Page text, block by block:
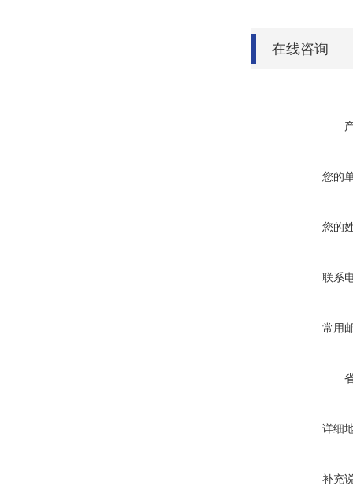
在线咨询
您的
您的
联系
常用
详细
补充